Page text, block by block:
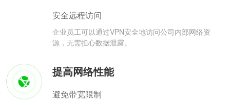
安全远程访问
企业员工可以通过VPN安全地访问公司内部网络资
源，无需担心数据泄露。
提高网络性能
避免带宽限制